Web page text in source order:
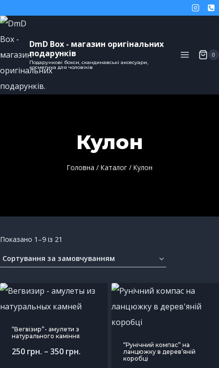
DmD Box - магазин оригінальних
подарунків
Подарункові бокси, скандинавські аксесуари,
косметика для чоловіків
0
Кулон
Головна / Каталог / Кулон
Показано 1–9 із 21
“Вегвізир”- амулети з
натурального каміння
250 грн. – 350 грн.
“Рунічний компас” на
ланцюжку в дерев’яній
коробці